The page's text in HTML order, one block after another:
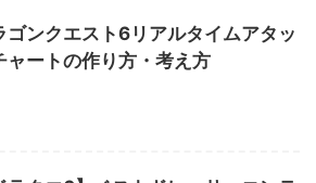
ゴンクエスト6リアルタイムアタッ
ャートの作り方・考え方